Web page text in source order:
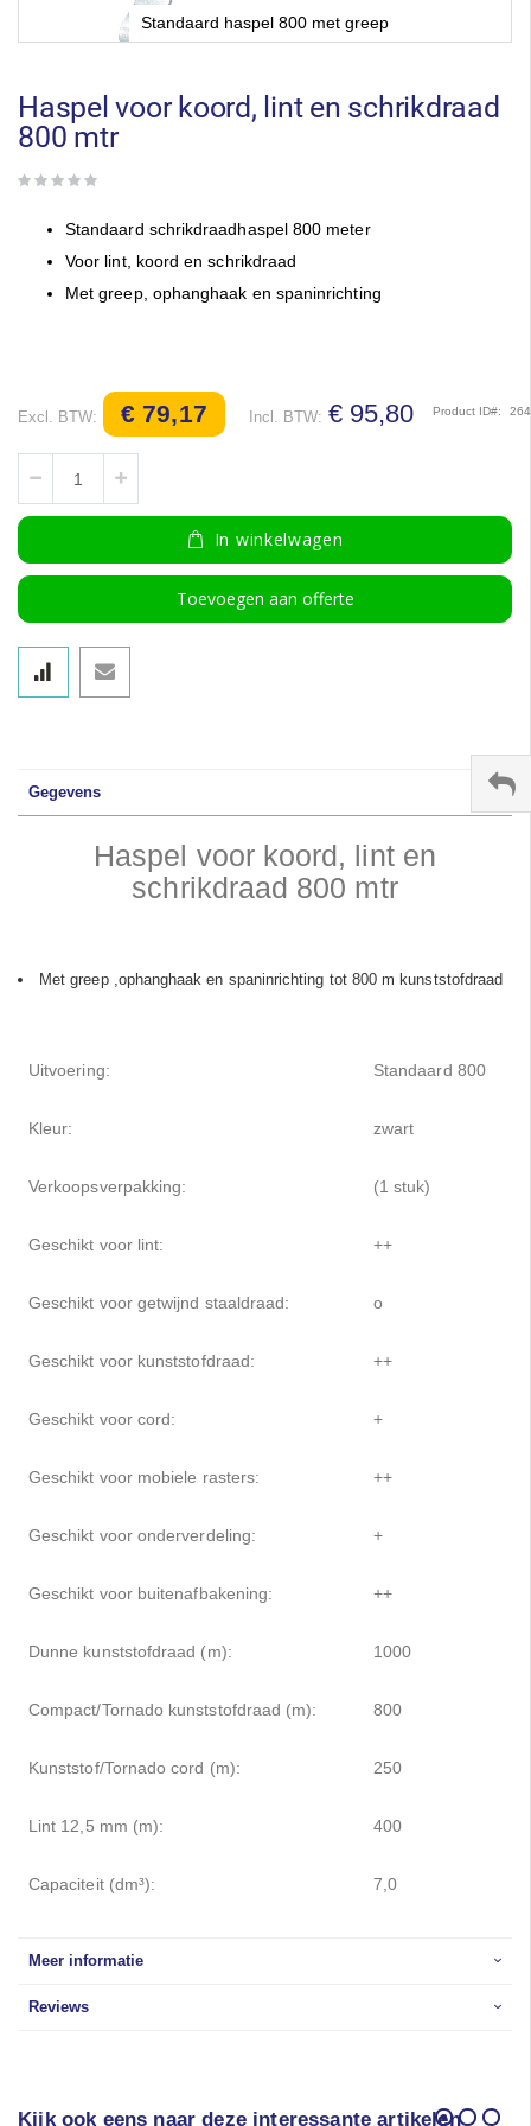
Standaard haspel 800 met greep
het
begin
van
afbeeldingen-
Haspel voor koord, lint en schrikdraad
800 mtr
Standaard schrikdraadhaspel 800 meter
Voor lint, koord en schrikdraad
Met greep, ophanghaak en spaninrichting
€ 79,17 € 95,80 Product ID
In winkelwagen
Toevoegen aan offerte
Gegevens
Haspel voor koord, lint en
schrikdraad 800 mtr
Met greep ,ophanghaak en spaninrichting tot 800 m kunststofdraad
Uitvoering: Standaard 800
Kleur: zwart
Verkoopsverpakking: (1 stuk)
Geschikt voor lint: ++
Geschikt voor getwijnd staaldraad: o
Geschikt voor kunststofdraad: ++
Geschikt voor cord: +
Geschikt voor mobiele rasters: ++
Geschikt voor onderverdeling: +
Geschikt voor buitenafbakening: ++
Dunne kunststofdraad (m): 1000
Compact/Tornado kunststofdraad (m): 800
Kunststof/Tornado cord (m): 250
Lint 12,5 mm (m): 400
Capaciteit (dm³): 7,0
Meer informatie
Reviews
Kijk ook eens naar deze interessante artikelen